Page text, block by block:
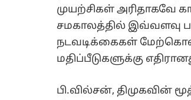
முயற்சிகள் அரிதாகவே
சமகாலத்தில் இவ்வளவு
நடவடிக்கைகள்
மதிப்பீடுகளுக்கு
பி.வில்சன், திமுகவின்